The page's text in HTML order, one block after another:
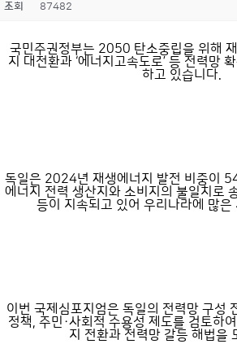
조회 87482
국민주권정부는 2050 탄소중립을 위해
지 대전환과 ‘에너지고속도로’ 등 전력망
하고 있습니다.
독일은 2024년 재생에너지 발전 비중이
에너지 전력 생산지와 소비지의 불일치로
등이 지속되고 있어 우리나라에 많은
이번 국제심포지엄은 독일의 전력망 구성
정책, 주민·사회적 수용성 제도를 검토하
지 전환과 전력망 갈등 해법을